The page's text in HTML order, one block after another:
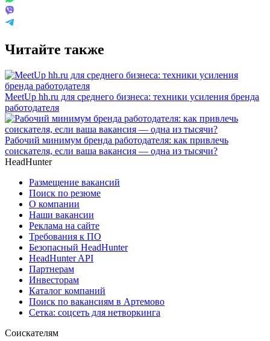
Читайте также
MeetUp hh.ru для среднего бизнеса: техники усиления бренда
работодателя
Рабочий минимум бренда работодателя: как привлечь
соискателя, если ваша вакансия — одна из тысячи?
HeadHunter
Размещение вакансий
Поиск по резюме
О компании
Наши вакансии
Реклама на сайте
Требования к ПО
Безопасный HeadHunter
HeadHunter API
Партнерам
Инвесторам
Каталог компаний
Поиск по вакансиям в Артемово
Сетка: соцсеть для нетворкинга
Соискателям